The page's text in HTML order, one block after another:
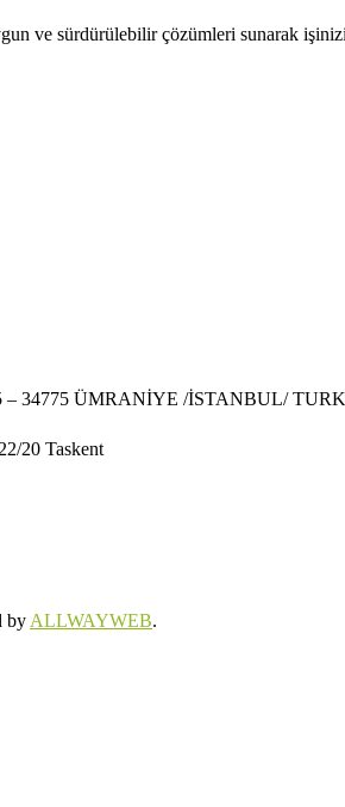
ve sürdürülebilir çözümleri sunarak
– 34775 ÜMRANİYE /İSTANBUL/
20 Taskent
by ALLWAYWEB.